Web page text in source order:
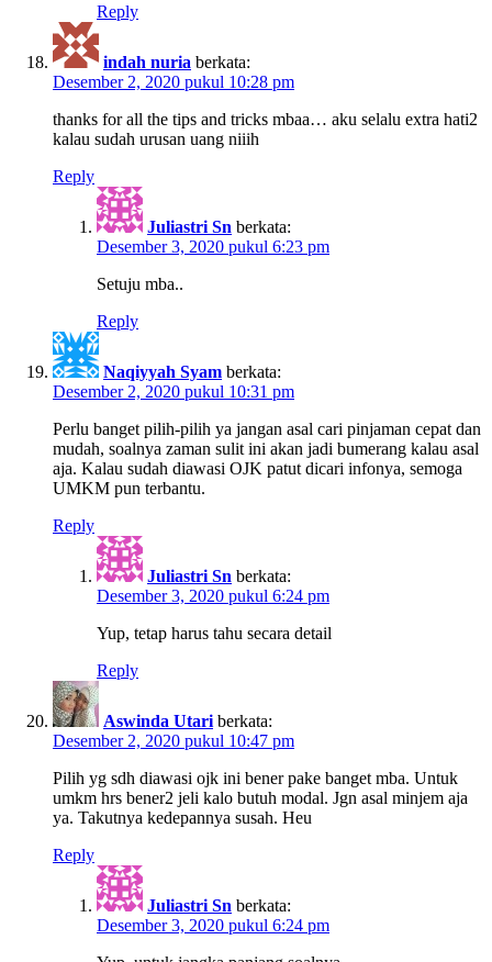
Reply
indah nuria berkata:
Desember 2, 2020 pukul 10:28 pm
thanks for all the tips and tricks mbaa… aku selalu extra hati2
kalau sudah urusan uang niiih
Reply
Juliastri Sn berkata:
Desember 3, 2020 pukul 6:23 pm
Setuju mba..
Reply
Naqiyyah Syam berkata:
Desember 2, 2020 pukul 10:31 pm
Perlu banget pilih-pilih ya jangan asal cari pinjaman cepat dan
mudah, soalnya zaman sulit ini akan jadi bumerang kalau asal
aja. Kalau sudah diawasi OJK patut dicari infonya, semoga
UMKM pun terbantu.
Reply
Juliastri Sn berkata:
Desember 3, 2020 pukul 6:24 pm
Yup, tetap harus tahu secara detail
Reply
Aswinda Utari berkata:
Desember 2, 2020 pukul 10:47 pm
Pilih yg sdh diawasi ojk ini bener pake banget mba. Untuk
umkm hrs bener2 jeli kalo butuh modal. Jgn asal minjem aja
ya. Takutnya kedepannya susah. Heu
Reply
Juliastri Sn berkata:
Desember 3, 2020 pukul 6:24 pm